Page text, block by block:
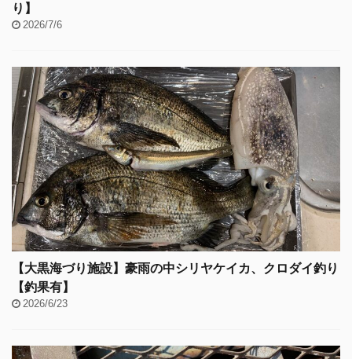
り】
2026/7/6
【大黒海づり施設】豪雨の中シリヤケイカ、クロダイ釣り
【釣果有】
2026/6/23